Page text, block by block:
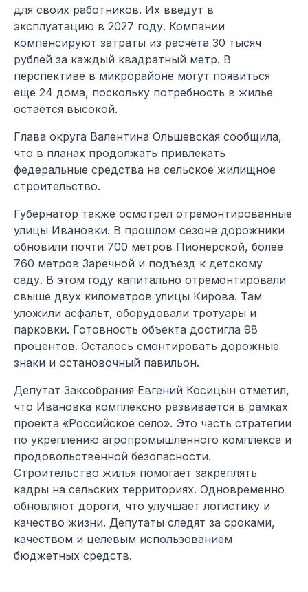
для своих работников. Их введут в
эксплуатацию в 2027 году. Компании
компенсируют затраты из расчёта 30 тысяч
рублей за каждый квадратный метр. В
перспективе в микрорайоне могут появиться
ещё 24 дома, поскольку потребность в жилье
остаётся высокой.
Глава округа Валентина Ольшевская сообщила,
что в планах продолжать привлекать
федеральные средства на сельское жилищное
строительство.
Губернатор также осмотрел отремонтированные
улицы Ивановки. В прошлом сезоне дорожники
обновили почти 700 метров Пионерской, более
760 метров Заречной и подъезд к детскому
саду. В этом году капитально отремонтировали
свыше двух километров улицы Кирова. Там
уложили асфальт, оборудовали тротуары и
парковки. Готовность объекта достигла 98
процентов. Осталось смонтировать дорожные
знаки и остановочный павильон.
Депутат Заксобрания Евгений Косицын отметил,
что Ивановка комплексно развивается в рамках
проекта «Российское село». Это часть стратегии
по укреплению агропромышленного комплекса и
продовольственной безопасности.
Строительство жилья помогает закреплять
кадры на сельских территориях. Одновременно
обновляют дороги, что улучшает логистику и
качество жизни. Депутаты следят за сроками,
качеством и целевым использованием
бюджетных средств.